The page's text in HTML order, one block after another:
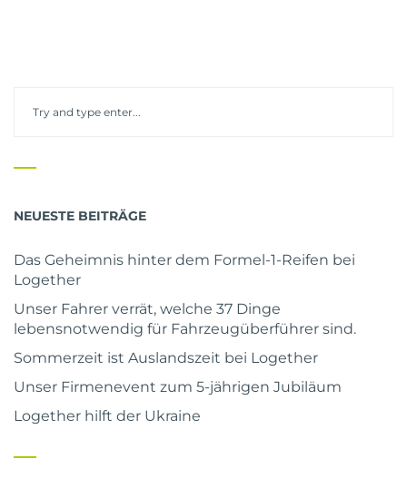
NEUESTE BEITRÄGE
Das Geheimnis hinter dem Formel-1-Reifen bei
Logether
Unser Fahrer verrät, welche 37 Dinge
lebensnotwendig für Fahrzeugüberführer sind.
Sommerzeit ist Auslandszeit bei Logether
Unser Firmenevent zum 5-jährigen Jubiläum
Logether hilft der Ukraine